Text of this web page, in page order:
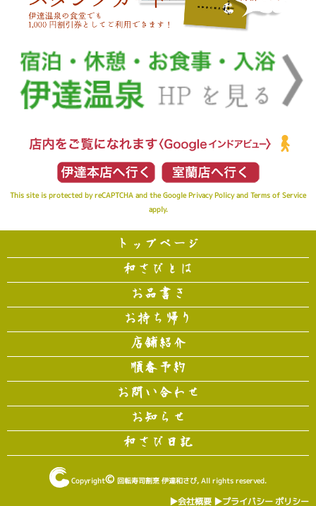
This site is protected by reCAPTCHA and the GooglePrivacy Policyand Terms of Service
apply.
トップページ
和さびとは
お品書き
お持ち帰り
店舗紹介
順番予約
お問い合わせ
お知らせ
和さび日記
Copyright© 回転寿司割烹 伊達和さび, All rights reserved.
▶︎会社概要 ▶︎プライバシー ポリシー